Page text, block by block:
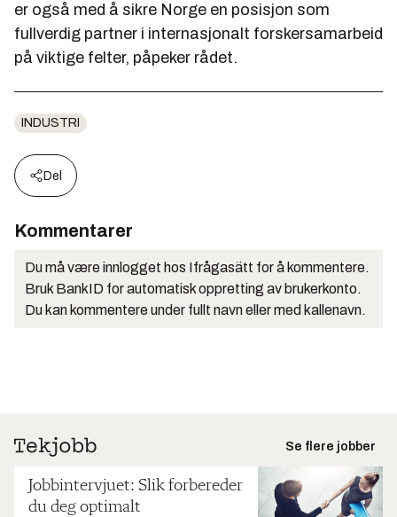
er også med å sikre Norge en posisjon som
fullverdig partner i internasjonalt forskersamarbeid
på viktige felter, påpeker rådet.
INDUSTRI
Del
Kommentarer
Du må være innlogget hos Ifrågasätt for å kommentere.
Bruk BankID for automatisk oppretting av brukerkonto.
Du kan kommentere under fullt navn eller med kallenavn.
Se flere jobber
Jobbintervjuet: Slik forbereder
du deg optimalt